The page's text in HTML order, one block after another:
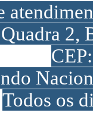
Todos os